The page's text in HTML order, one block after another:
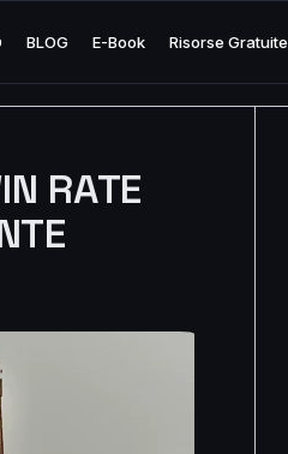
BLOG E-Book Risorse Gratuite
RATE